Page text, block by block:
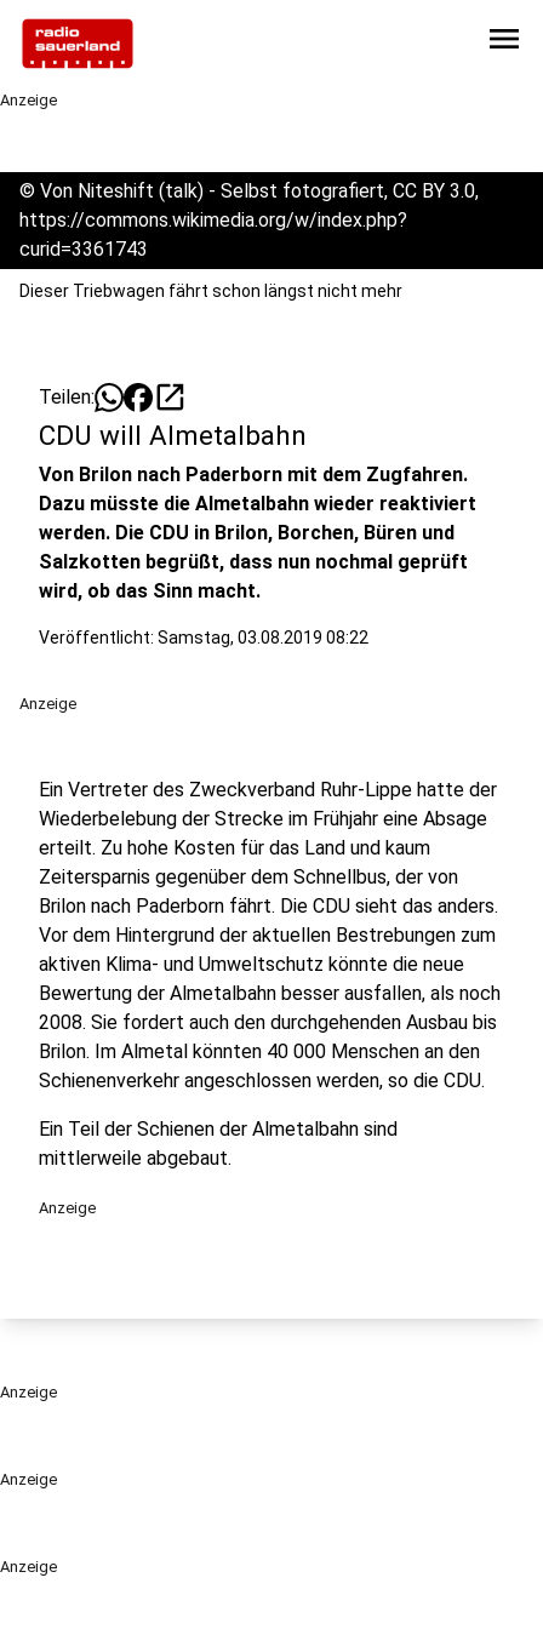
menu
Anzeige
Anzeige
Anzeige
© Von Niteshift (talk) - Selbst fotografiert, CC BY 3.0,
https://commons.wikimedia.org/w/index.php?
curid=3361743
Dieser Triebwagen fährt schon längst nicht mehr
Teilen: open_in_new
CDU will Almetalbahn
Von Brilon nach Paderborn mit dem Zugfahren.
Dazu müsste die Almetalbahn wieder reaktiviert
werden. Die CDU in Brilon, Borchen, Büren und
Salzkotten begrüßt, dass nun nochmal geprüft
wird, ob das Sinn macht.
Veröffentlicht: Samstag, 03.08.2019 08:22
Anzeige
Ein Vertreter des Zweckverband Ruhr-Lippe hatte der
Wiederbelebung der Strecke im Frühjahr eine Absage
erteilt. Zu hohe Kosten für das Land und kaum
Zeitersparnis gegenüber dem Schnellbus, der von
Brilon nach Paderborn fährt. Die CDU sieht das anders.
Vor dem Hintergrund der aktuellen Bestrebungen zum
aktiven Klima- und Umweltschutz könnte die neue
Bewertung der Almetalbahn besser ausfallen, als noch
2008. Sie fordert auch den durchgehenden Ausbau bis
Brilon. Im Almetal könnten 40 000 Menschen an den
Schienenverkehr angeschlossen werden, so die CDU.
Ein Teil der Schienen der Almetalbahn sind
mittlerweile abgebaut.
Anzeige
Anzeige